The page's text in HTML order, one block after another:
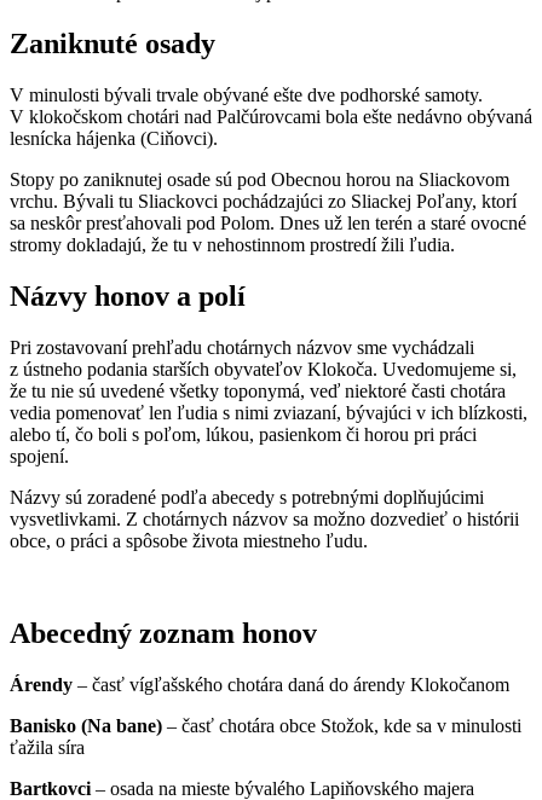
Zaniknuté osady
V minulosti bývali trvale obývané ešte dve podhorské samoty.
V klokočskom chotári nad Palčúrovcami bola ešte nedávno obývaná
lesnícka hájenka (Ciňovci).
Stopy po zaniknutej osade sú pod Obecnou horou na Sliackovom
vrchu. Bývali tu Sliackovci pochádzajúci zo Sliackej Poľany, ktorí
sa neskôr presťahovali pod Polom. Dnes už len terén a staré ovocné
stromy dokladajú, že tu v nehostinnom prostredí žili ľudia.
Názvy honov a polí
Pri zostavovaní prehľadu chotárnych názvov sme vychádzali
z ústneho podania starších obyvateľov Klokoča. Uvedomujeme si,
že tu nie sú uvedené všetky toponymá, veď niektoré časti chotára
vedia pomenovať len ľudia s nimi zviazaní, bývajúci v ich blízkosti,
alebo tí, čo boli s poľom, lúkou, pasienkom či horou pri práci
spojení.
Názvy sú zoradené podľa abecedy s potrebnými doplňujúcimi
vysvetlivkami. Z chotárnych názvov sa možno dozvedieť o histórii
obce, o práci a spôsobe života miestneho ľudu.
Abecedný zoznam honov
Árendy – časť vígľašského chotára daná do árendy Klokočanom
Banisko (Na bane) – časť chotára obce Stožok, kde sa v minulosti
ťažila síra
Bartkovci – osada na mieste bývalého Lapiňovského majera